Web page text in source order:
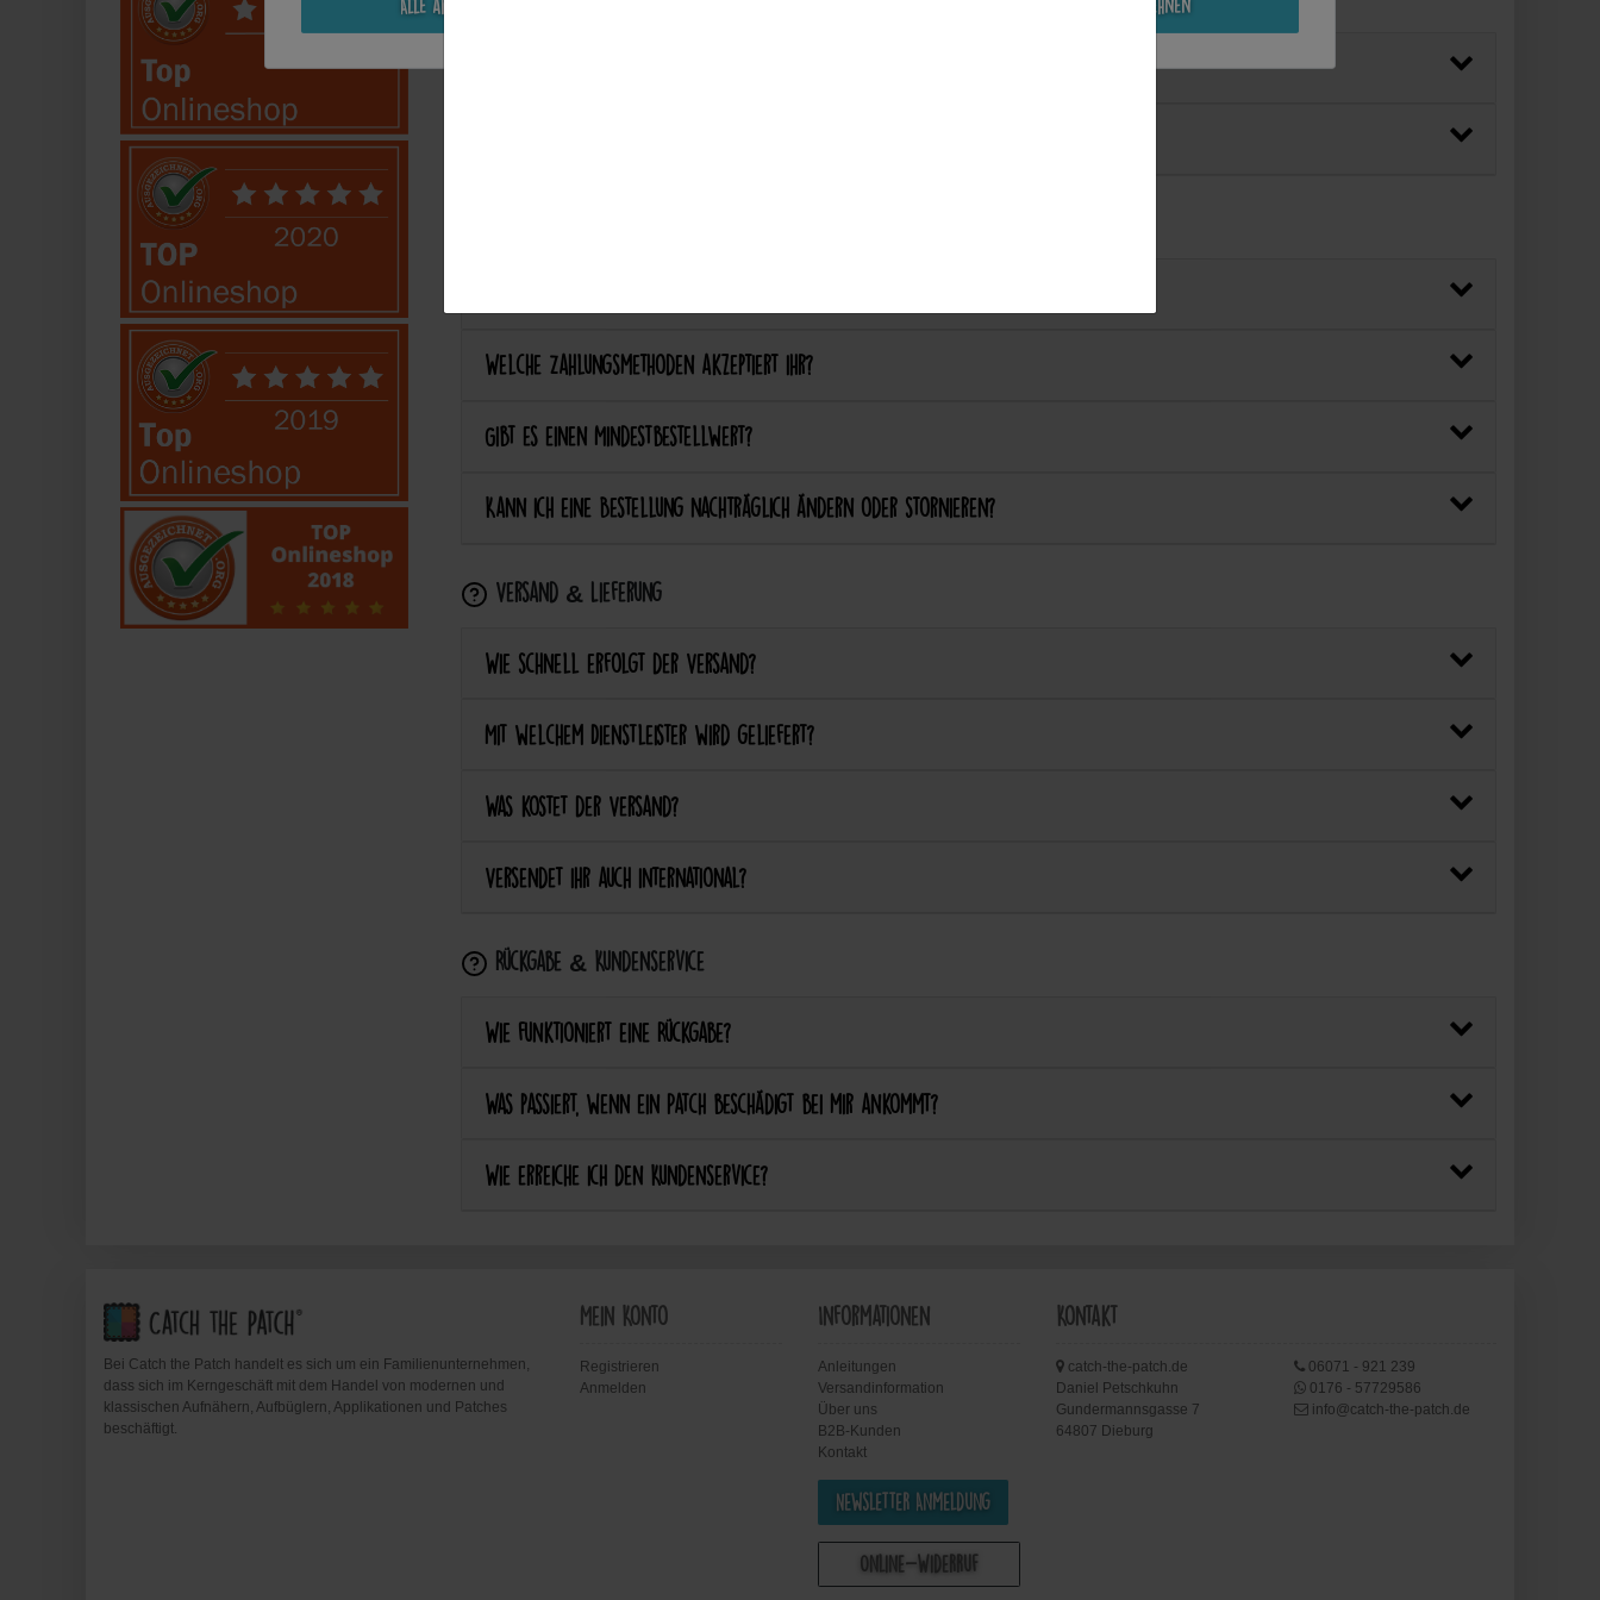
Welche Zahlungsmethoden akzeptiert ihr?
Gibt es einen Mindestbestellwert?
Kann ich eine Bestellung nachträglich ändern oder stornieren?
Versand & Lieferung
Wie schnell erfolgt der Versand?
Mit welchem Dienstleister wird geliefert?
Was kostet der Versand?
Versendet ihr auch international?
Rückgabe & Kundenservice
Wie funktioniert eine Rückgabe?
Was passiert, wenn ein Patch beschädigt bei mir ankommt?
Wie erreiche ich den Kundenservice?
Bei Catch the Patch handelt es sich um ein Familienunternehmen,
dass sich im Kerngeschäft mit dem Handel von modernen und
klassischen Aufnähern, Aufbüglern, Applikationen und Patches
beschäftigt.
Mein Konto
Registrieren
Anmelden
Informationen
Anleitungen
Versandinformation
Über uns
B2B-Kunden
Kontakt
Newsletter Anmeldung
Online-Widerruf
Kontakt
catch-the-patch.de
Daniel Petschkuhn
Gundermannsgasse 7
64807 Dieburg
06071 - 921 239
0176 - 57729586
info@catch-the-patch.de
Alle akzeptieren Alle ablehnen